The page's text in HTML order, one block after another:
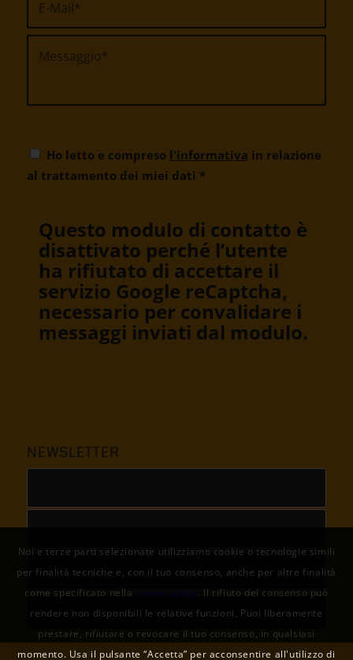
Ho letto e compreso l'informativain relazione
Questo modulo di contatto è
disattivato perché l’utente
ha rifiutato di accettare il
servizio Google reCaptcha,
necessario per convalidare i
messaggi inviati dal modulo.
NEWSLETTER
Noi e terze parti selezionate utilizziamo cookie o tecnologie simili
per finalità tecniche e, con il tuo consenso, anche per altre finalità
come specificato nella cookie policy. Il rifiuto del consenso può
rendere non disponibili le relative funzioni. Puoi liberamente
prestare, rifiutare o revocare il tuo consenso, in qualsiasi
momento. Usa il pulsante “Accetta” per acconsentire all'utilizzo di